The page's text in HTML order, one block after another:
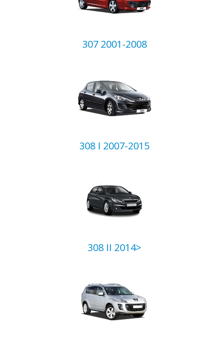
307 2001-2008
308 I 2007-2015
308 II 2014>